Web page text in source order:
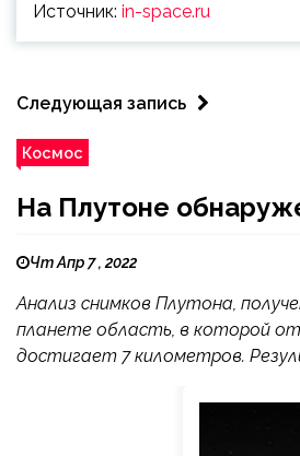
Источник: in-space.ru
Следующая запись
Космос
На Плутоне
Чт Апр 7 , 2022
Анализ снимков Плутона,
планете область, в которой
достигает 7 километров.